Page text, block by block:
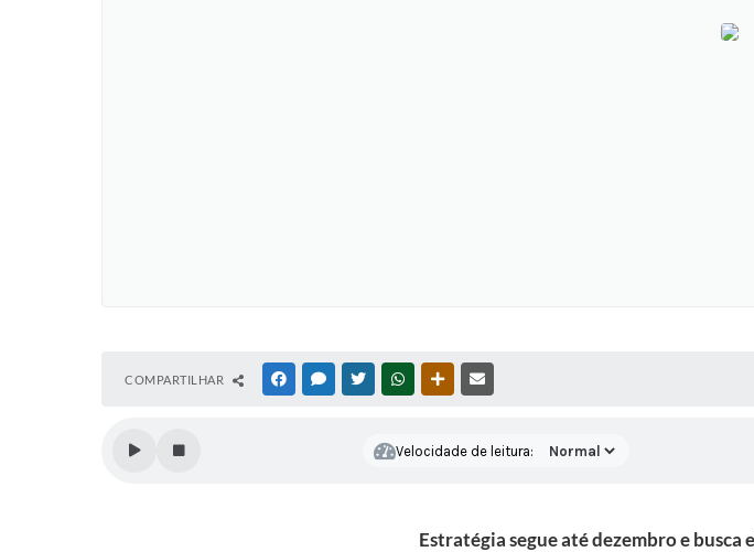
COMPARTILHAR FACEBOOKMESSENGER
TWITTERWHATSAPPOUTRAS MÍDIAS
Velocidade de leitura:
Estratégia segue até dezembro e